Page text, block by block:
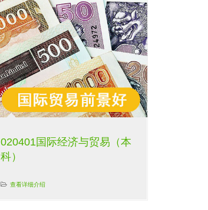
020401国际经济与贸易（本
科）
查看详细介绍